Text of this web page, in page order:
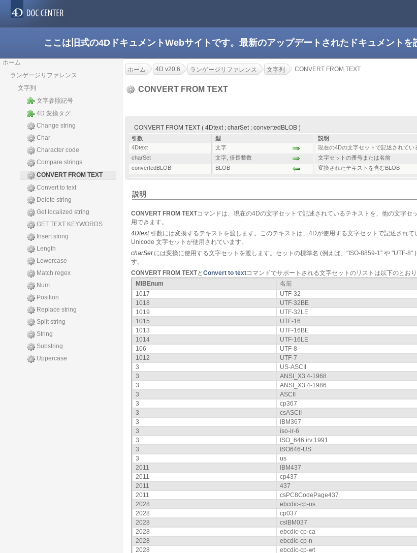
ここは旧式の4DドキュメントWebサイトです。最新のアップデートされたドキュメント
ホーム
ランゲージリファレンス
文字列
文字参照記号
4D 変換タグ
Change string
Char
Character code
Compare strings
CONVERT FROM TEXT
Convert to text
Delete string
Get localized string
GET TEXT KEYWORDS
Insert string
Length
Lowercase
Match regex
Num
Position
Replace string
Split string
String
Substring
Uppercase
ホーム 4D v20.6 ランゲージリファレンス 文字列 CONVERT FROM TEXT
CONVERT FROM TEXT
CONVERT FROM TEXT ( 4Dtext ; charSet ; convertedBLOB )
引数 型
説明
4Dtext
文字
現在の4Dの文字セットで記述されてい
charSet
文字 倍長整数
文字セットの番号または名前
convertedBLOB
BLOB 変換されたテキストを含むBLOB
説明
CONVERT FROM TEXTコマンドは、現在の4Dの文字セットで記述されているテキストを、他の文字セ
用できます。
4Dtext引数には変換するテキストを渡します。このテキストは、4Dが使用する文字セットで記述され
Unicode 文字セットが使用されています。
charSetには変換に使用する文字セットを渡します。セットの標準名 (例えば、"ISO-8859-1" や "UTF-8"
す。
CONVERT FROM TEXTと Convert to textコマンドでサポートされる文字セットのリストは以下のとお
MIBEnum
名前
1017
UTF-32
1018
UTF-32BE
1019
UTF-32LE
1015
UTF-16
1013
UTF-16BE
1014
UTF-16LE
106
UTF-8
1012
UTF-7
3
US-ASCII
3
ANSI_X3.4-1968
3
ANSI_X3.4-1986
3
ASCII
3
cp367
3
csASCII
3
IBM367
3
iso-ir-6
3
ISO_646.irv:1991
3
ISO646-US
3
us
2011
IBM437
2011
cp437
2011
437
2011
csPC8CodePage437
2028
ebcdic-cp-us
2028
cp037
2028
csIBM037
2028
ebcdic-cp-ca
2028
ebcdic-cp-n
2028
ebcdic-cp-wt